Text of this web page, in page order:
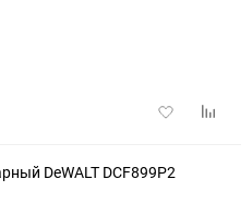
Добавить
DeWALT DCF899P2